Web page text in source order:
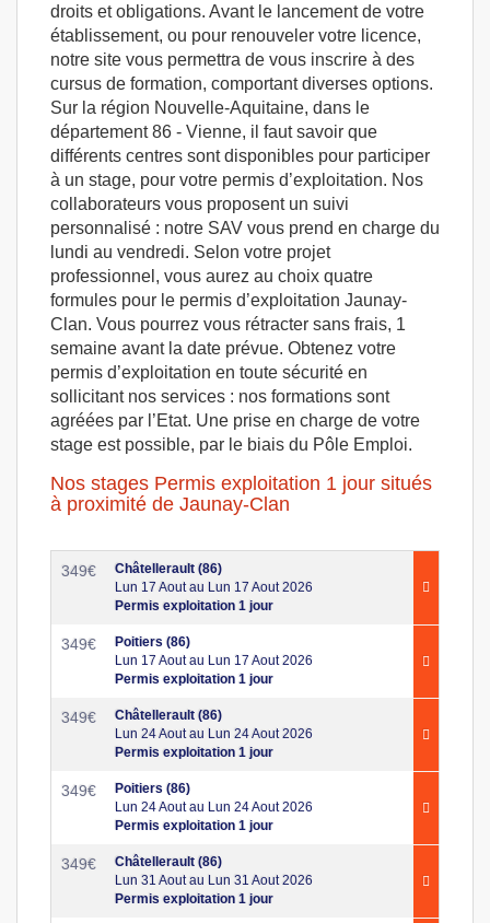
droits et obligations. Avant le lancement de votre
établissement, ou pour renouveler votre licence,
notre site vous permettra de vous inscrire à des
cursus de formation, comportant diverses options.
Sur la région Nouvelle-Aquitaine, dans le
département 86 - Vienne, il faut savoir que
différents centres sont disponibles pour participer
à un stage, pour votre permis d’exploitation. Nos
collaborateurs vous proposent un suivi
personnalisé : notre SAV vous prend en charge du
lundi au vendredi. Selon votre projet
professionnel, vous aurez au choix quatre
formules pour le permis d’exploitation Jaunay-
Clan. Vous pourrez vous rétracter sans frais, 1
semaine avant la date prévue. Obtenez votre
permis d’exploitation en toute sécurité en
sollicitant nos services : nos formations sont
agréées par l’Etat. Une prise en charge de votre
stage est possible, par le biais du Pôle Emploi.
Nos stages Permis exploitation 1 jour situés
à proximité de Jaunay-Clan
349€
Châtellerault (86)
Lun 17 Aout au Lun 17 Aout 2026
Permis exploitation 1 jour
349€
Poitiers (86)
Lun 17 Aout au Lun 17 Aout 2026
Permis exploitation 1 jour
349€
Châtellerault (86)
Lun 24 Aout au Lun 24 Aout 2026
Permis exploitation 1 jour
349€
Poitiers (86)
Lun 24 Aout au Lun 24 Aout 2026
Permis exploitation 1 jour
349€
Châtellerault (86)
Lun 31 Aout au Lun 31 Aout 2026
Permis exploitation 1 jour